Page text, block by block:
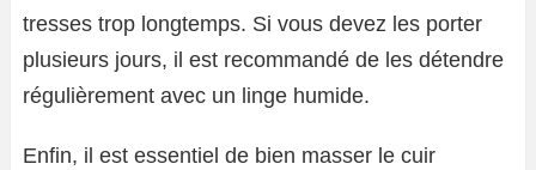
tresses trop longtemps. Si vous devez les porter
plusieurs jours, il est recommandé de les détendre
régulièrement avec un linge humide.
Enfin, il est essentiel de bien masser le cuir